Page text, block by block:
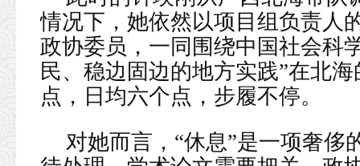
情况下，她依然以项目组负责人
政协委员，一同围绕中国社会科
民、稳边固边的地方实践”在北
点，日均六个点，步履不停。
对她而言，“休息”是一项奢侈